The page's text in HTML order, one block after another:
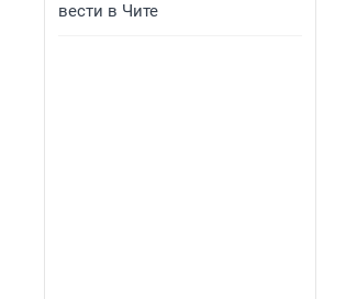
вести в Чите